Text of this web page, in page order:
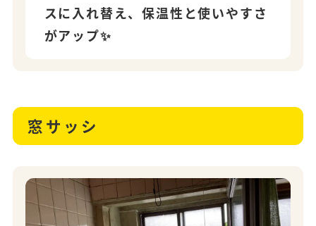
スに入れ替え、保温性と使いやすさ
がアップ✨
窓サッシ